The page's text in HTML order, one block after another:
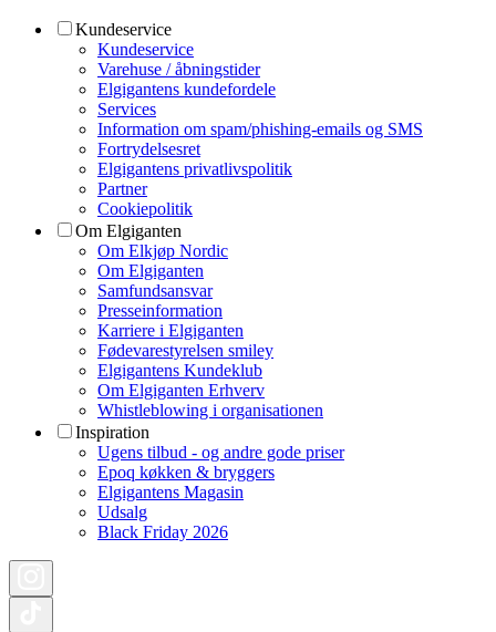
Kundeservice
Kundeservice
Varehuse / åbningstider
Elgigantens kundefordele
Services
Information om spam/phishing-emails og SMS
Fortrydelsesret
Elgigantens privatlivspolitik
Partner
Cookiepolitik
Om Elgiganten
Om Elkjøp Nordic
Om Elgiganten
Samfundsansvar
Presseinformation
Karriere i Elgiganten
Fødevarestyrelsen smiley
Elgigantens Kundeklub
Om Elgiganten Erhverv
Whistleblowing i organisationen
Inspiration
Ugens tilbud - og andre gode priser
Epoq køkken & bryggers
Elgigantens Magasin
Udsalg
Black Friday 2026